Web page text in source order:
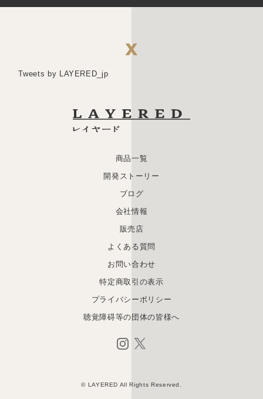
X
Tweets by LAYERED_jp
商品一覧
開発ストーリー
ブログ
会社情報
販売店
よくある質問
お問い合わせ
特定商取引の表示
プライバシーポリシー
聴覚障碍等の団体の皆様へ
© LAYERED All Rights Reserved.